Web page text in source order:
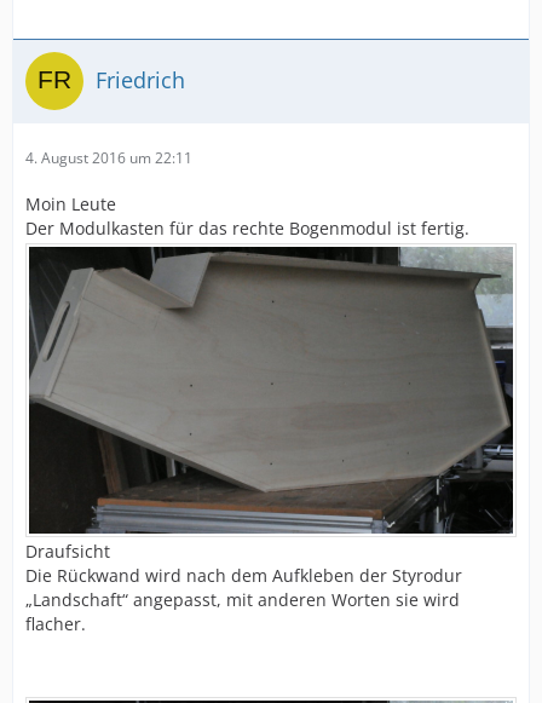
Friedrich
4. August 2016 um 22:11
Moin Leute
Der Modulkasten für das rechte Bogenmodul ist fertig.
Draufsicht
Die Rückwand wird nach dem Aufkleben der Styrodur
„Landschaft“ angepasst, mit anderen Worten sie wird
flacher.